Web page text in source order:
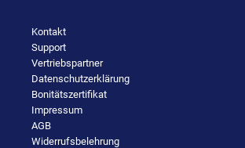
Kontakt
Support
Vertriebspartner
Datenschutzerklärung
Bonitätszertifikat
Impressum
AGB
Widerrufsbelehrung